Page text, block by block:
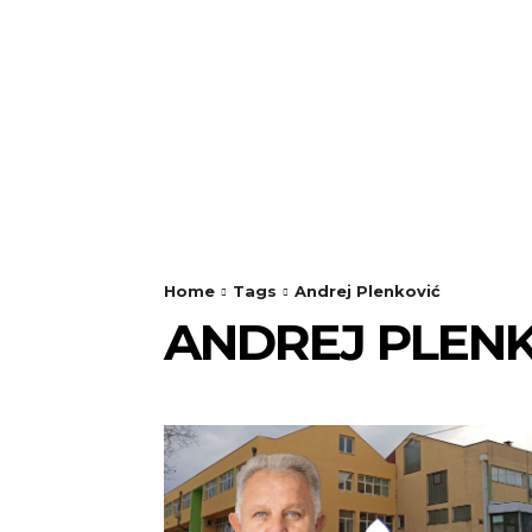
Home Tags Andrej Plenković
ANDREJ